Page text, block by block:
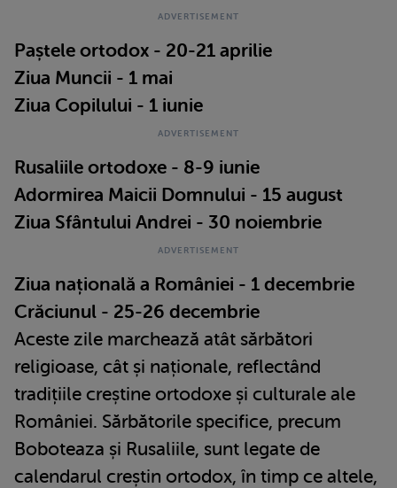
Paștele ortodox - 20-21 aprilie
Ziua Muncii - 1 mai
Ziua Copilului - 1 iunie
Rusaliile ortodoxe - 8-9 iunie
Adormirea Maicii Domnului - 15 august
Ziua Sfântului Andrei - 30 noiembrie
Ziua națională a României - 1 decembrie
Crăciunul - 25-26 decembrie
Aceste zile marchează atât sărbători
religioase, cât și naționale, reflectând
tradițiile creștine ortodoxe și culturale ale
României. Sărbătorile specifice, precum
Boboteaza și Rusaliile, sunt legate de
calendarul creștin ortodox, în timp ce altele,